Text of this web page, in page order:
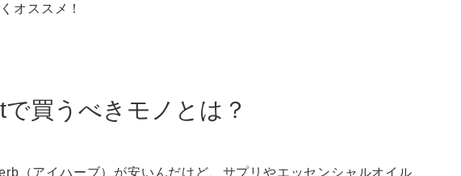
オススメ！
買うべきモノとは？
（アイハーブ）が安いんだけど、サプリやエッセンシャルオイル、